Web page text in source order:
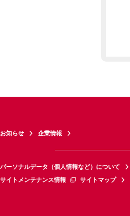
お知らせ 企業情報
パーソナルデータ（個人情報など）について
サイトメンテナンス情報
サイトマップ